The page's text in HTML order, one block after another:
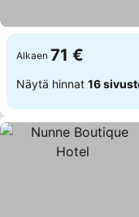
Alkaen 71 €
Näytä hinnat 16